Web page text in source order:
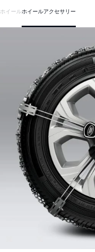
ホイールホイールアクセサリー